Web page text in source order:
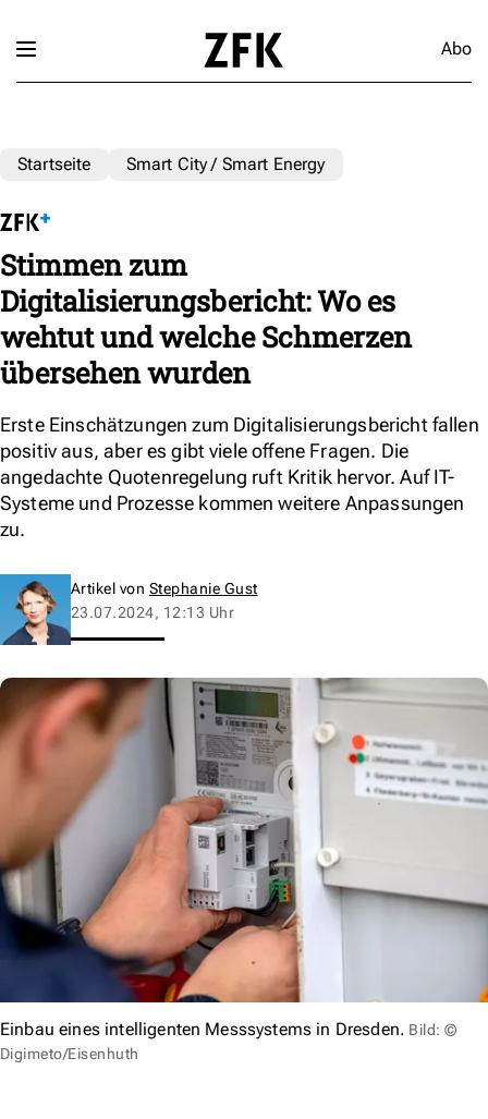
Abo
Startseite Smart City / Smart Energy
Stimmen zum
Digitalisierungsbericht: Wo es
wehtut und welche Schmerzen
übersehen wurden
Erste Einschätzungen zum Digitalisierungsbericht fallen
positiv aus, aber es gibt viele offene Fragen. Die
angedachte Quotenregelung ruft Kritik hervor. Auf IT-
Systeme und Prozesse kommen weitere Anpassungen
zu.
Artikel von Stephanie Gust
23.07.2024, 12:13 Uhr
Einbau eines intelligenten Messsystems in Dresden. Bild: ©
Digimeto/Eisenhuth